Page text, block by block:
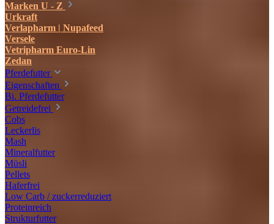
Marken U - Z
Urkraft
Verlapharm | Nupafeed
Versele
Vetripharm Euro-Lin
Zedan
Pferdefutter
Eigenschaften
Bi. Pferdefutter
Getreidefrei
Cobs
Leckerlis
Mash
Mineralfutter
Müsli
Pellets
Haferfrei
Low Carb / zuckerreduziert
Proteinreich
Strukturfutter